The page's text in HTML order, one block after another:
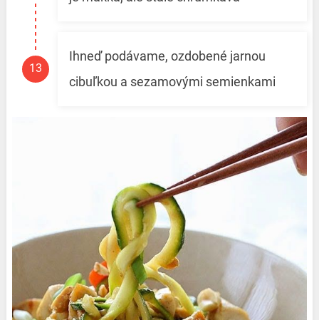
Ihneď podávame, ozdobené jarnou
cibuľkou a sezamovými semienkami